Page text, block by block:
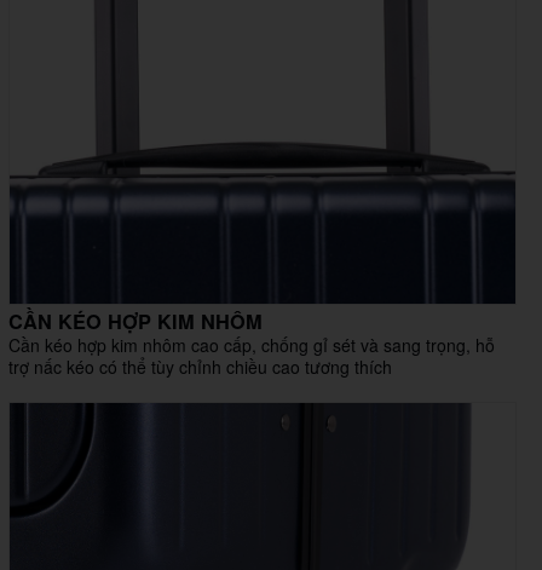
CẦN KÉO HỢP KIM NHÔM
Cần kéo hợp kim nhôm cao cấp, chống gỉ sét và sang trọng, hỗ
trợ nấc kéo có thể tùy chỉnh chiều cao tương thích